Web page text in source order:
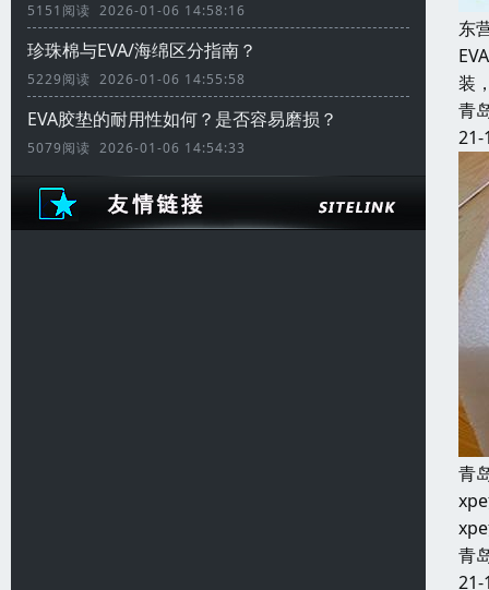
5151阅读 2026-01-06 14:58:16
珍珠棉与EVA/海绵区分指南？
5229阅读 2026-01-06 14:55:58
EVA胶垫的耐用性如何？是否容易磨损？
5079阅读 2026-01-06 14:54:33
东
装
青
21-
青
青
21-